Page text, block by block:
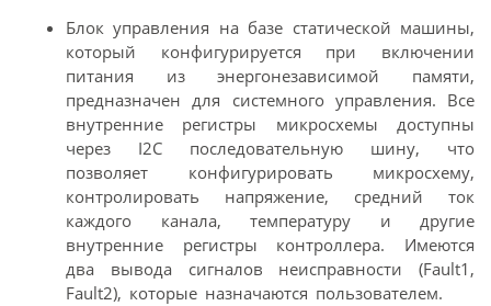
Блок управления на базе статической машины,
который конфигурируется при включении
питания из энергонезависимой памяти,
предназначен для системного управления. Все
внутренние регистры микросхемы доступны
через I2C последовательную шину, что
позволяет конфигурировать микросхему,
контролировать напряжение, средний ток
каждого канала, температуру и другие
внутренние регистры контроллера. Имеются
два вывода сигналов неисправности (Fault1,
Fault2), которые назначаются пользователем.